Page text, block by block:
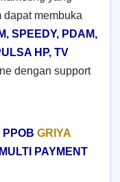
dapat membuka
SPEEDY, PDAM,
HP, TV
dengan support
PPOB GRIYA
PAYMENT